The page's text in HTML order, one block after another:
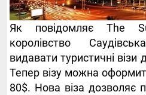
Як повідомляє The
королівство
видавати туристичні візи
Тепер візу можна
80$. Нова віза дозволяє